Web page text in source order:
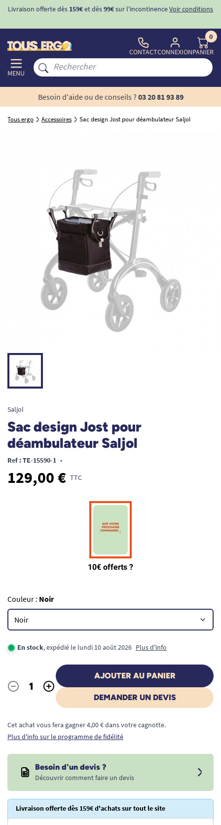
Livraison offerte dès 159€et dès99€sur l'incontinenceVoir conditions
MENU
CONTACTCONNEXION
0
PANIER
Besoin d'aide ou de conseils ? 03 20 81 93 89
Tous ergo Accessoires Sac design Jost pour déambulateur Saljol
Saljol
Sac design Jost pour
déambulateur Saljol
Ref : TE-15590-1 •
129,00 € TTC
Couleur : Noir
En stock, expédié le lundi 10 août 2026 Plus d'info
Quantité
- +
AJOUTER AU PANIER
DEMANDER UN DEVIS
Cet achat vous fera gagner 4,00 € dans votre cagnotte.
Plus d'info sur le programme de fidélité
Besoin d'un devis ?
Découvrir comment faire un devis
Livraison offerte dès 159€ d'achats sur tout le site